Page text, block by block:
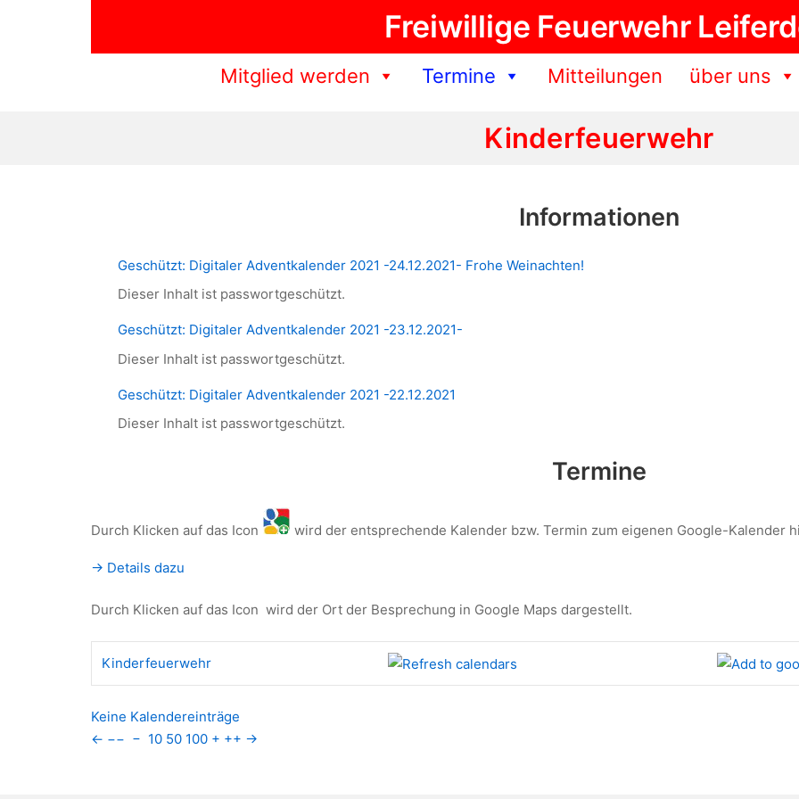
Freiwillige Feuerwehr
Mitglied werden Termine Mitteilungen über uns
Kinderfeuerwehr
Informationen
Geschützt: Digitaler Adventkalender 2021 -24.12.2021- Frohe Weinachten!
Dieser Inhalt ist passwortgeschützt.
Geschützt: Digitaler Adventkalender 2021 -23.12.2021-
Dieser Inhalt ist passwortgeschützt.
Geschützt: Digitaler Adventkalender 2021 -22.12.2021
Dieser Inhalt ist passwortgeschützt.
Termine
Durch Klicken auf das Icon wird der entsprechende Kalender bzw. Termin zum eigenen Google-Kalender
-> Details dazu
Durch Klicken auf das Icon wird der Ort der Besprechung in Google Maps dargestellt.
Kinderfeuerwehr
Keine Kalendereinträge
← −− − 10 50 100 + ++ →